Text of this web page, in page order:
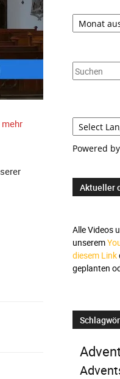
Suche
Suchen
Powered by
Aktueller
Alle Videos
unserem
diesem Link
geplanten